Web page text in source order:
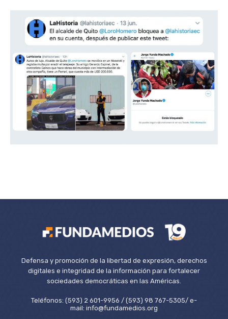
Defensa y promoción de la libertad de expresión, derechos
digitales e integridad de la información para fortalecer
sociedades democráticas en las Américas.
Teléfonos: (593) 2 601-9956 / (593) 98 767-5305/ e-
mail: info@fundamedios.org